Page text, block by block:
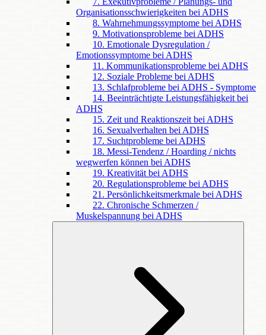
Organisationsschwierigkeiten bei ADHS
8. Wahrnehmungssymptome bei ADHS
9. Motivationsprobleme bei ADHS
10. Emotionale Dysregulation /
Emotionssymptome bei ADHS
11. Kommunikationsprobleme bei ADHS
12. Soziale Probleme bei ADHS
13. Schlafprobleme bei ADHS - Symptome
14. Beeinträchtigte Leistungsfähigkeit bei
ADHS
15. Zeit und Reaktionszeit bei ADHS
16. Sexualverhalten bei ADHS
17. Suchtprobleme bei ADHS
18. Messi-Tendenz / Hoarding / nichts
wegwerfen können bei ADHS
19. Kreativität bei ADHS
20. Regulationsprobleme bei ADHS
21. Persönlichkeitsmerkmale bei ADHS
22. Chronische Schmerzen /
Muskelspannung bei ADHS